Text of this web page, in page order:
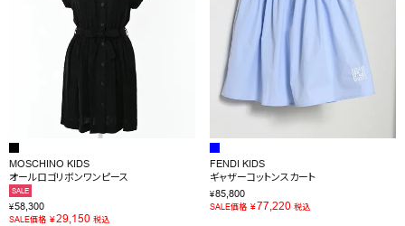
MOSCHINO KIDS
オールロゴリボンワンピース
SALE
¥58,300
SALE価格 ¥29,150 税込
FENDI KIDS
ギャザーコットンスカート
¥85,800
SALE価格 ¥77,220 税込